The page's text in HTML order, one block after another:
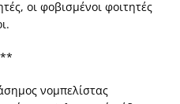
οι φοβισμένοι φοιτητές
νομπελίστας